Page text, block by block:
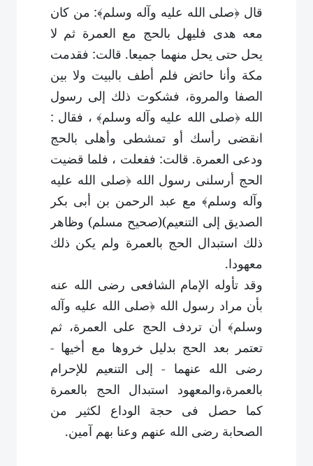
قال ﴿صلى الله عليه وآله وسلم﴾: من كان
معه هدى فليهل بالحج مع العمرة ثم لا
يحل حتى يحل منهما جميعا. قالت: فقدمت
مكة وأنا حائض فلم أطف بالبيت ولا بين
الصفا والمروة، فشكوت ذلك إلى رسول
الله ﴿صلى الله عليه وآله وسلم﴾ ، فقال :
انقضى رأسك أو تمشطى وأهلى بالحج
ودعى العمرة. قالت: ففعلت ، فلما قضيت
الحج أرسلنى رسول الله ﴿صلى الله عليه
وآله وسلم﴾ مع عبد الرحمن بن أبى بكر
الصديق إلى التنعيم)(صحيح مسلم) وظاهر
ذلك استبدال الحج بالعمرة ولم يكن ذلك
معهودا.
وقد تأوله الإمام الشافعى رضى الله عنه
بأن مراد رسول الله ﴿صلى الله عليه وآله
وسلم﴾ أن تردف الحج على العمرة، ثم
تعتمر بعد الحج بدليل خروها مع أخيها -
رضى الله عنهما - إلى التنعيم للإحرام
بالعمرة،والمعهود استبدال الحج بالعمرة
كما حصل فى حجة الوداع لكثير من
الصحابة رضى الله عنهم وعنا بهم آمين.